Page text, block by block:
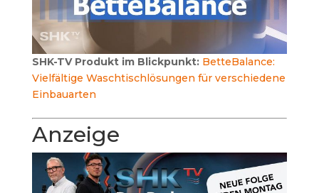
SHK-TV Produkt im Blickpunkt: BetteBalance:
Vielfältige Waschtischlösungen für verschiedene
Einbauarten
Anzeige